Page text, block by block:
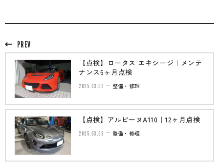
PREV
【点検】ロータス エキシージ｜メンテ
ナンス6ヶ月点検
2025.03.09 整備・修理
【点検】アルピーヌA110｜12ヶ月点検
2025.03.09 整備・修理